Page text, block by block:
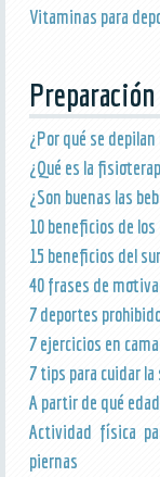
Vitaminas para
¿Por qué se
¿Qué es la
¿Son buenas las
10 beneficios de
15 beneficios del
40 frases de
7 deportes
7 ejercicios en
7 tips para cuidar
A partir de qué
Actividad física
piernas